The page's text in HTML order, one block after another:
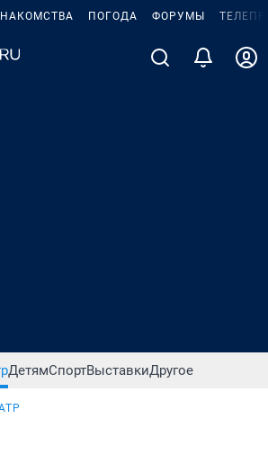
ПОГОДА ФОРУМЫ
ДетямСпортВыставкиДругое